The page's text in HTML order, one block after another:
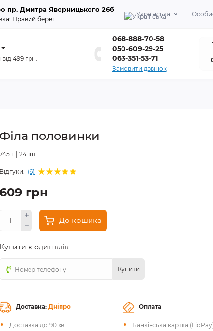
пр. Дмитра Яворницького 26б
Правий берег
Українська
499 грн.
068-888-70-58
050-609-29-25
063-351-53-71
Замовити дзвінок
Філа половинки
745 г | 24 шт
Відгуки: (6)
609 грн
До кошика
Купити в один клік
Купити
Доставка: Дніпро
Доставка до 90 хв
Оплата
Банківська картка (LiqPay)